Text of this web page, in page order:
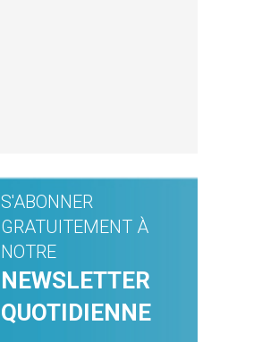
S'ABONNER
GRATUITEMENT À
NOTRE
NEWSLETTER
QUOTIDIENNE